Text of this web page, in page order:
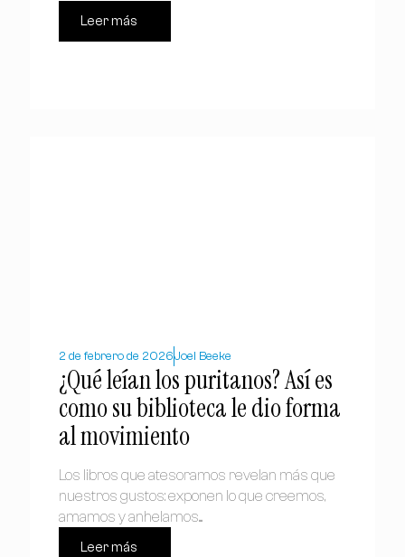
Leer más
2 de febrero de 2026Joel Beeke
¿Qué leían los puritanos? Así es
como su biblioteca le dio forma
al movimiento
Los libros que atesoramos revelan más que
nuestros gustos: exponen lo que creemos,
amamos y anhelamos....
Leer más